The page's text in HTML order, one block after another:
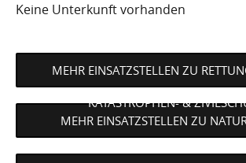
Keine Unterkunft vorhanden
MEHR EINSATZSTELLEN ZU
KATASTROPHEN- &
MEHR EINSATZSTELLEN ZU